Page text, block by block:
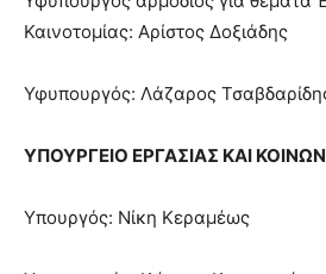
Καινοτομίας: Αρίστος Δοξιάδης
Υφυπουργός: Λάζαρος
ΥΠΟΥΡΓΕΙΟ ΕΡΓΑΣΙΑΣ ΚΑΙ
Υπουργός: Νίκη Κεραμέως